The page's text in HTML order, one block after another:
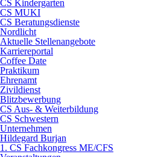
CS Kindergarten
CS MUKI
CS Beratungsdienste
Nordlicht
Aktuelle Stellenangebote
Karriereportal
Coffee Date
Praktikum
Ehrenamt
Zivildienst
Blitzbewerbung
CS Aus- & Weiterbildung
CS Schwestern
Unternehmen
Hildegard Burjan
1. CS Fachkongress ME/CFS